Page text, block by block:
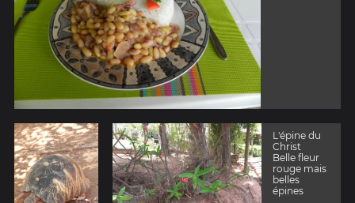
L'épine du
Christ
Belle fleur
rouge mais
belles
épines